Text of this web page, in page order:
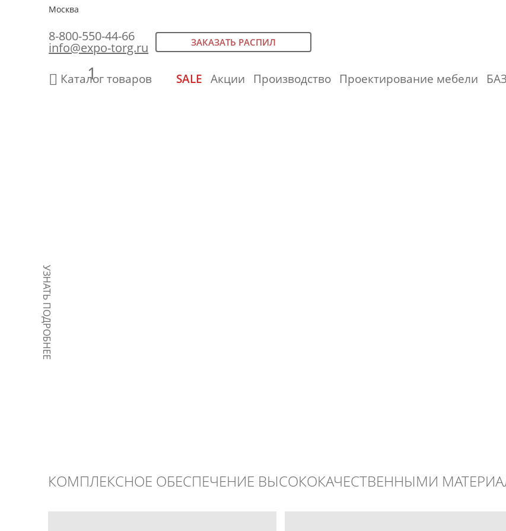
Москва
8-800-550-44-66
info@expo-torg.ru ЗАКАЗАТЬ РАСПИЛ
Каталог товаров SALE Акции Производство Проектирование мебели
1
УЗНАТЬ ПОДРОБНЕЕ
КОМПЛЕКСНОЕ ОБЕСПЕЧЕНИЕ ВЫСОКОКАЧЕСТВЕННЫМИ